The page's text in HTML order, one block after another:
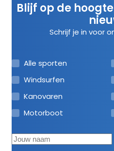
Blijf op de
Schrijf je in voor
Alle sporten
Windsurfen
Kanovaren
Motorboot